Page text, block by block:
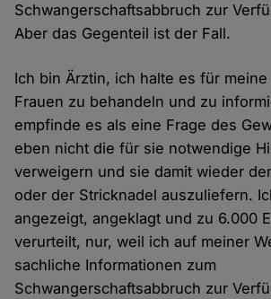
Schwangerschaftsabbruch zur
Aber das Gegenteil ist der Fall.
Ich bin Ärztin, ich halte es für
Frauen zu behandeln und zu
empfinde es als eine Frage des
eben nicht die für sie notwendige
verweigern und sie damit wieder
oder der Stricknadel auszuliefern.
angezeigt, angeklagt und zu 6.000
verurteilt, nur, weil ich auf meiner
sachliche Informationen zum
Schwangerschaftsabbruch zur